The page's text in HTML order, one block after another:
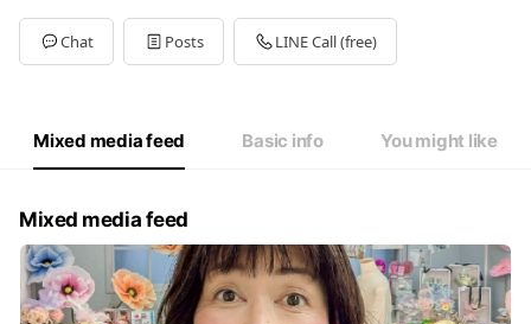
Chat Posts LINE Call (free)
Mixed media feed Basic info You might like
Mixed media feed